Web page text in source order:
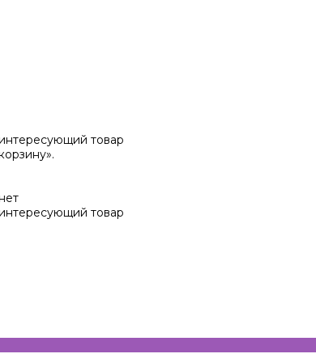
товар
товар